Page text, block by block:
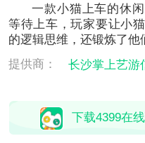
一款小猫上车的休
等待上车，玩家要让小
的逻辑思维，还锻炼了他
提供商：
长沙掌上艺游
下载4399在